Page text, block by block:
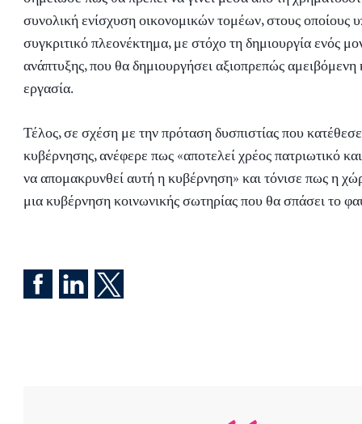
συνολική ενίσχυση οικονομικών τομέων, στους οποίους
συγκριτικό πλεονέκτημα, με στόχο τη δημιουργία ενός
ανάπτυξης, που θα δημιουργήσει αξιοπρεπώς αμειβόμενη
εργασία.
Τέλος, σε σχέση με την πρόταση δυσπιστίας που
κυβέρνησης, ανέφερε πως «αποτελεί χρέος πατριωτικό
να απομακρυνθεί αυτή η κυβέρνηση» και τόνισε πως η
μια κυβέρνηση κοινωνικής σωτηρίας που θα σπάσει το